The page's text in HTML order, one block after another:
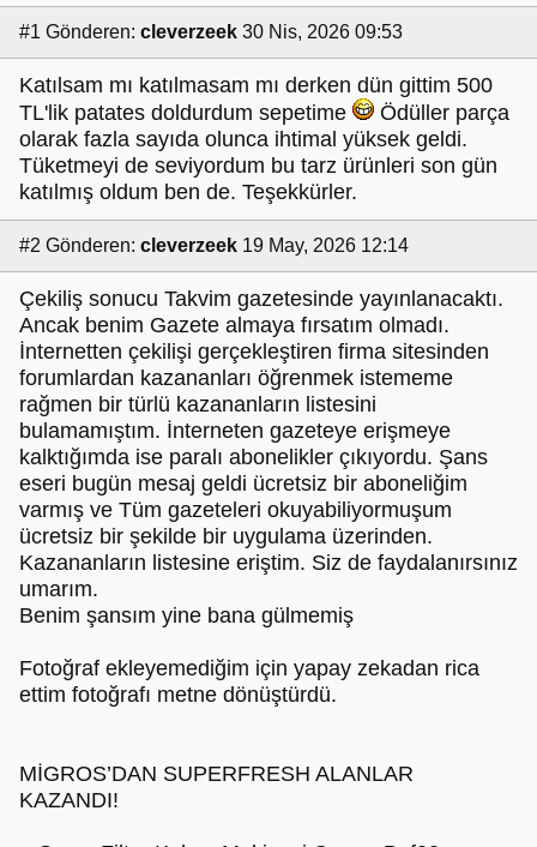
#1 Gönderen: cleverzeek 30 Nis, 2026 09:53
Katılsam mı katılmasam mı derken dün gittim 500
TL'lik patates doldurdum sepetime
Ödüller parça
olarak fazla sayıda olunca ihtimal yüksek geldi.
Tüketmeyi de seviyordum bu tarz ürünleri son gün
katılmış oldum ben de. Teşekkürler.
#2 Gönderen: cleverzeek 19 May, 2026 12:14
Çekiliş sonucu Takvim gazetesinde yayınlanacaktı.
Ancak benim Gazete almaya fırsatım olmadı.
İnternetten çekilişi gerçekleştiren firma sitesinden
forumlardan kazananları öğrenmek istememe
rağmen bir türlü kazananların listesini
bulamamıştım. İnterneten gazeteye erişmeye
kalktığımda ise paralı abonelikler çıkıyordu. Şans
eseri bugün mesaj geldi ücretsiz bir aboneliğim
varmış ve Tüm gazeteleri okuyabiliyormuşum
ücretsiz bir şekilde bir uygulama üzerinden.
Kazananların listesine eriştim. Siz de faydalanırsınız
umarım.
Benim şansım yine bana gülmemiş
Fotoğraf ekleyemediğim için yapay zekadan rica
ettim fotoğrafı metne dönüştürdü.
MİGROS’DAN SUPERFRESH ALANLAR
KAZANDI!